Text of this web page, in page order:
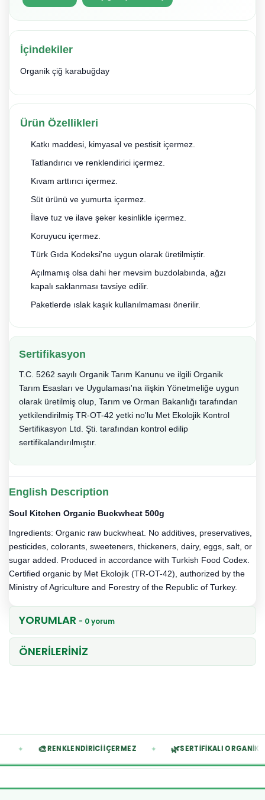
İçindekiler
Organik çiğ karabuğday
Ürün Özellikleri
Katkı maddesi, kimyasal ve pestisit içermez.
Tatlandırıcı ve renklendirici içermez.
Kıvam arttırıcı içermez.
Süt ürünü ve yumurta içermez.
İlave tuz ve ilave şeker kesinlikle içermez.
Koruyucu içermez.
Türk Gıda Kodeksi'ne uygun olarak üretilmiştir.
Açılmamış olsa dahi her mevsim buzdolabında, ağzı
kapalı saklanması tavsiye edilir.
Paketlerde ıslak kaşık kullanılmaması önerilir.
Sertifikasyon
T.C. 5262 sayılı Organik Tarım Kanunu ve ilgili Organik
Tarım Esasları ve Uygulaması'na ilişkin Yönetmeliğe uygun
olarak üretilmiş olup, Tarım ve Orman Bakanlığı tarafından
yetkilendirilmiş TR-OT-42 yetki no'lu Met Ekolojik Kontrol
Sertifikasyon Ltd. Şti. tarafından kontrol edilip
sertifikalandırılmıştır.
English Description
Soul Kitchen Organic Buckwheat 500g
Ingredients: Organic raw buckwheat. No additives, preservatives,
pesticides, colorants, sweeteners, thickeners, dairy, eggs, salt, or
sugar added. Produced in accordance with Turkish Food Codex.
Certified organic by Met Ekolojik (TR-OT-42), authorized by the
Ministry of Agriculture and Forestry of the Republic of Turkey.
YORUMLAR - 0 yorum
ÖNERİLERİNİZ
✦ 🎨RENKLENDIRICI İÇERMEZ ✦ 🌿SERTIFIKALI